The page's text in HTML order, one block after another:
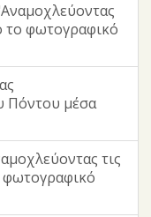
το φωτογραφικό
Πόντου μέσα
τις